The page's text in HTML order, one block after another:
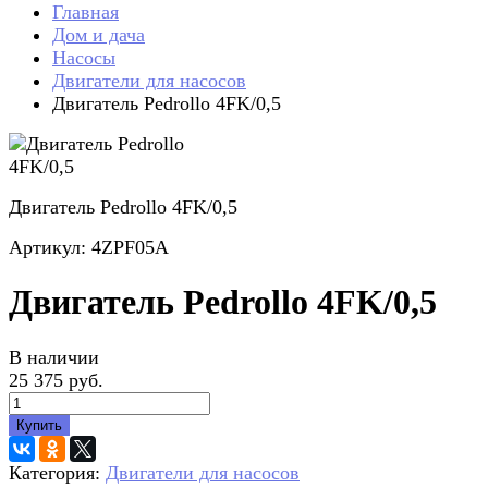
Главная
Дом и дача
Насосы
Двигатели для насосов
Двигатель Pedrollo 4FK/0,5
Двигатель Pedrollo 4FK/0,5
Артикул: 4ZPF05A
Двигатель Pedrollo 4FK/0,5
В наличии
25 375 руб.
Купить
Категория: Двигатели для насосов